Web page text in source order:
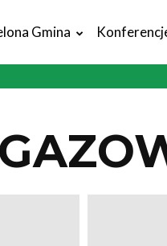
Gmina